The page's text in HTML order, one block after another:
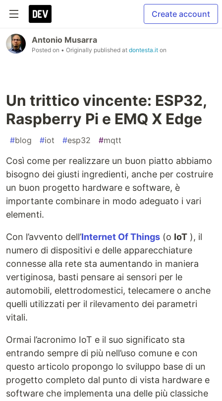
Create account
Antonio Musarra
Posted on • Originally published at dontesta.it on
Un trittico vincente: ESP32,
Raspberry Pi e EMQ X Edge
#blog #iot #esp32 #mqtt
Così come per realizzare un buon piatto abbiamo
bisogno dei giusti ingredienti, anche per costruire
un buon progetto hardware e software, è
importante combinare in modo adeguato i vari
elementi.
Con l’avvento dell’Internet Of Things (o IoT ), il
numero di dispositivi e delle apparecchiature
connesse alla rete sta aumentando in maniera
vertiginosa, basti pensare ai sensori per le
automobili, elettrodomestici, telecamere o anche
quelli utilizzati per il rilevamento dei parametri
vitali.
Ormai l’acronimo IoT e il suo significato sta
entrando sempre di più nell’uso comune e con
questo articolo propongo lo sviluppo base di un
progetto completo dal punto di vista hardware e
software che implementa una delle più classiche